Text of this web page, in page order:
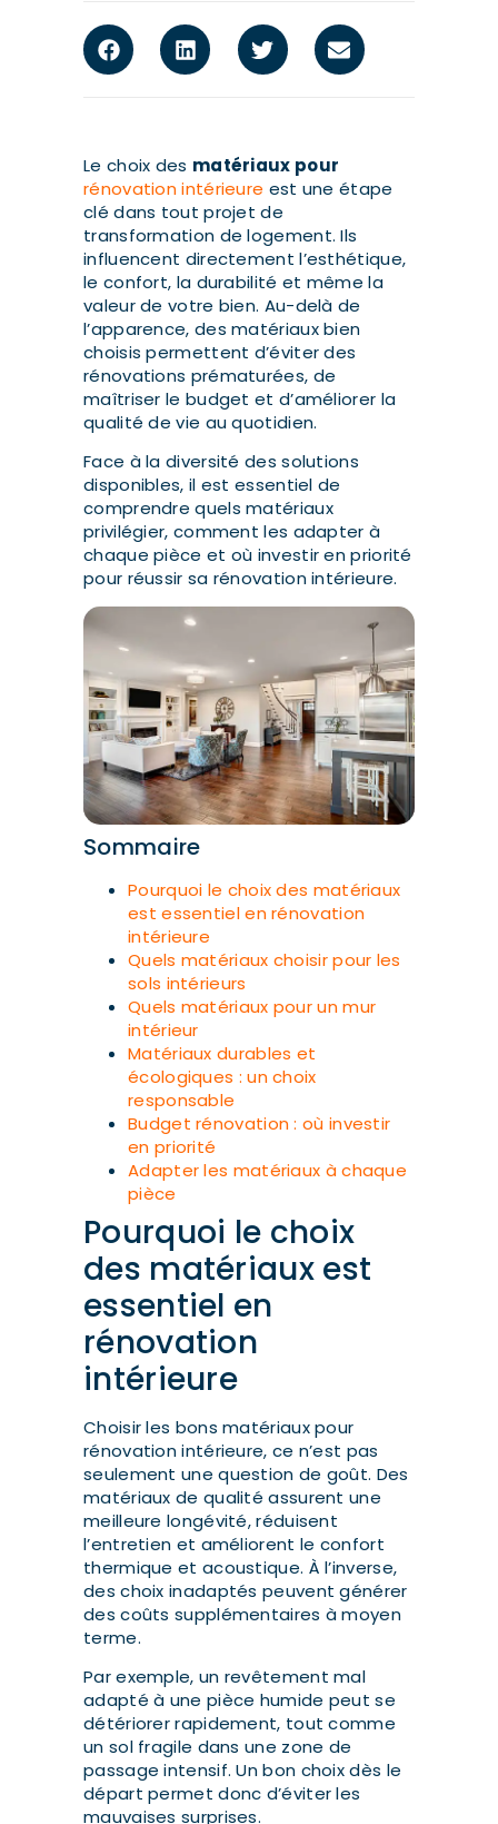
Le choix des matériaux pour
rénovation intérieure est une étape
clé dans tout projet de
transformation de logement. Ils
influencent directement l’esthétique,
le confort, la durabilité et même la
valeur de votre bien. Au-delà de
l’apparence, des matériaux bien
choisis permettent d’éviter des
rénovations prématurées, de
maîtriser le budget et d’améliorer la
qualité de vie au quotidien.
Face à la diversité des solutions
disponibles, il est essentiel de
comprendre quels matériaux
privilégier, comment les adapter à
chaque pièce et où investir en priorité
pour réussir sa rénovation intérieure.
Sommaire
Pourquoi le choix des matériaux
est essentiel en rénovation
intérieure
Quels matériaux choisir pour les
sols intérieurs
Quels matériaux pour un mur
intérieur
Matériaux durables et
écologiques : un choix
responsable
Budget rénovation : où investir
en priorité
Adapter les matériaux à chaque
pièce
Pourquoi le choix
des matériaux est
essentiel en
rénovation
intérieure
Choisir les bons matériaux pour
rénovation intérieure, ce n’est pas
seulement une question de goût. Des
matériaux de qualité assurent une
meilleure longévité, réduisent
l’entretien et améliorent le confort
thermique et acoustique. À l’inverse,
des choix inadaptés peuvent générer
des coûts supplémentaires à moyen
terme.
Par exemple, un revêtement mal
adapté à une pièce humide peut se
détériorer rapidement, tout comme
un sol fragile dans une zone de
passage intensif. Un bon choix dès le
départ permet donc d’éviter les
mauvaises surprises.